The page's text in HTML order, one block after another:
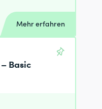
Mehr erfahren
Basic